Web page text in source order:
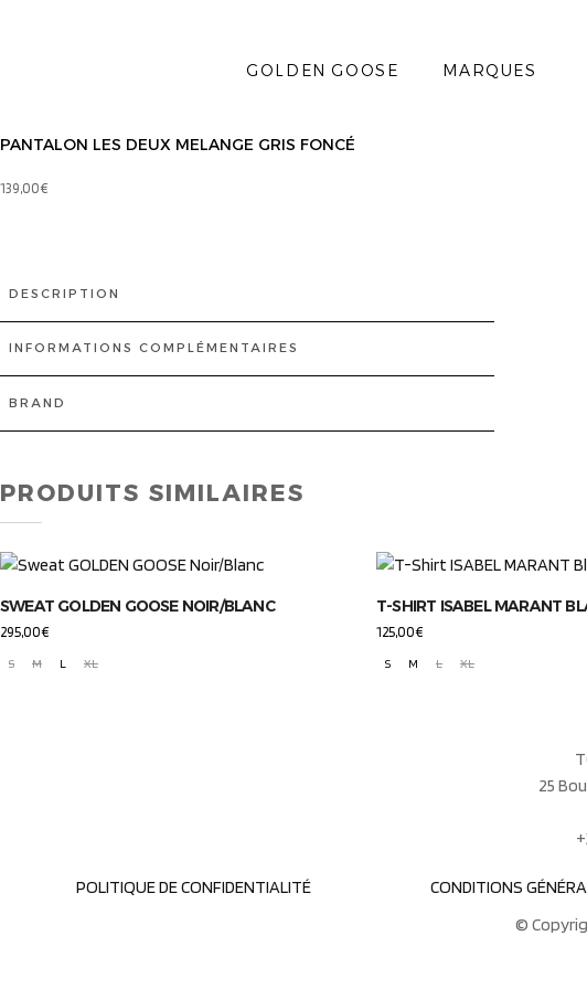
GOLDEN GOOSE MARQUES
PANTALON LES DEUX MELANGE GRIS FONCÉ
139,00€
DESCRIPTION
INFORMATIONS COMPLÉMENTAIRES
BRAND
PRODUITS SIMILAIRES
SWEAT GOLDEN GOOSE NOIR/BLANC
295,00€
S
M L XL
T-SHIRT ISABEL MARANT
125,00€
S
M L XL
25
POLITIQUE DE CONFIDENTIALITÉ CONDITIONS
©